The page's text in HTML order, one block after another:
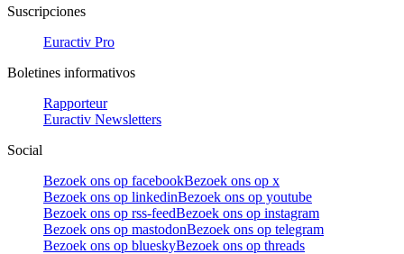
Suscripciones
Euractiv Pro
Boletines informativos
Rapporteur
Euractiv Newsletters
Social
Bezoek ons op facebookBezoek ons op x
Bezoek ons op linkedinBezoek ons op youtube
Bezoek ons op rss-feedBezoek ons op instagram
Bezoek ons op mastodonBezoek ons op telegram
Bezoek ons op blueskyBezoek ons op threads